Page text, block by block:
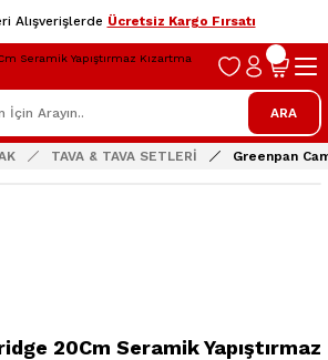
Alışverişlerde Ücretsiz Kargo Fırsatı
ARA
TAVA & TAVA SETLERİ Greenpan
20Cm Seramik Yapıştırmaz